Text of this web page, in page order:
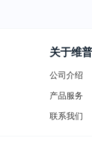
关于维普
公司介绍
产品服务
联系我们